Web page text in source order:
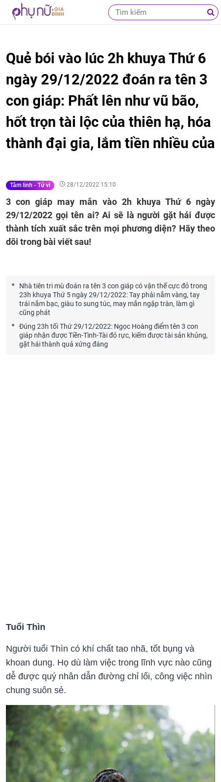
Quẻ bói vào lúc 2h khuya Thứ 6
ngày 29/12/2022 đoán ra tên 3
con giáp: Phất lên như vũ bão,
hốt trọn tài lộc của thiên hạ, hóa
thành đại gia, lắm tiền nhiều của
Tâm linh - Tử vi 28/12/2022 15:10
3 con giáp may mắn vào 2h khuya Thứ 6 ngày
29/12/2022 gọi tên ai? Ai sẽ là người gặt hái được
thành tích xuất sắc trên mọi phương diện? Hãy theo
dõi trong bài viết sau!
Nhà tiên tri mù đoán ra tên 3 con giáp có vận thế cực đỏ trong
23h khuya Thứ 5 ngày 29/12/2022: Tay phải nắm vàng, tay
trái nắm bạc, giàu to sung túc, may mắn ngập tràn, làm gì
cũng phát
Đúng 23h tối Thứ 29/12/2022: Ngọc Hoàng điểm tên 3 con
giáp nhận được Tiền-Tình-Tài đỏ rực, kiếm được tài sản khủng,
gặt hái thành quả xứng đáng
Tuổi Thìn
Người tuổi Thìn có khí chất tao nhã, tốt bụng và
khoan dung. Họ dù làm việc trong lĩnh vực nào cũng
dễ được quý nhân dẫn đường chỉ lối, công việc nhìn
chung suôn sẻ.